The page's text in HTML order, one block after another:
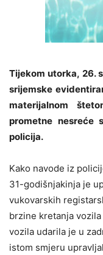
Tijekom utorka, 26.
srijemske
materijalnom
prometne nesreće
policija.
Kako navode iz
31-godišnjakinja je
vukovarskih
brzine kretanja
vozila udarila je u
istom smjeru